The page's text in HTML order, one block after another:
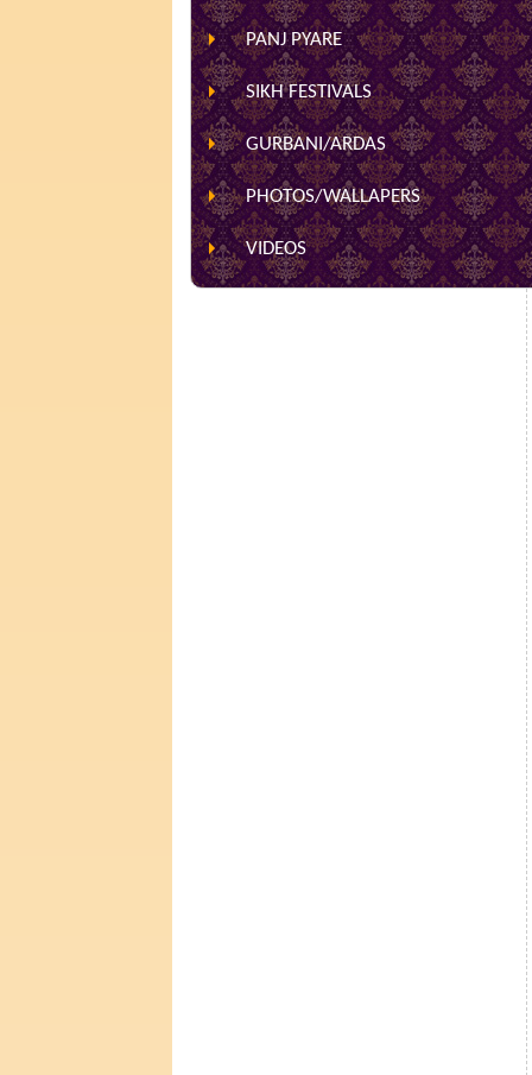
PANJ PYARE
SIKH FESTIVALS
GURBANI/ARDAS
PHOTOS/WALLAPERS
VIDEOS